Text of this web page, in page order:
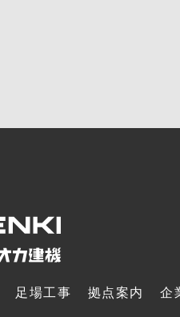
足場工事 拠点案内 企